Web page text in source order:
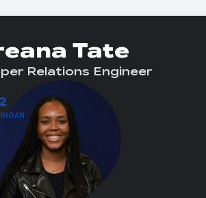
Tate
Relations Engineer